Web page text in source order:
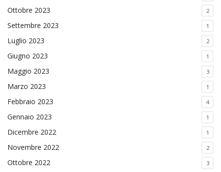
Ottobre 2023 2
Settembre 2023 1
Luglio 2023 2
Giugno 2023 1
Maggio 2023 3
Marzo 2023 1
Febbraio 2023 4
Gennaio 2023 1
Dicembre 2022 1
Novembre 2022 2
Ottobre 2022 3